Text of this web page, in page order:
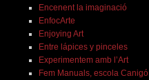
Encenent la imaginació
EnfocArte
Enjoying Art
Entre lápices y pinceles
Experimentem amb l’Art
Fem Manuals, escola Canigó